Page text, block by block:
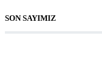
SON SAYIMIZ